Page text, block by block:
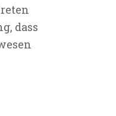
dass